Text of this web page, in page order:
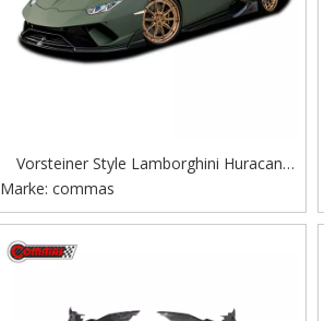
Vorsteiner Style Lamborghini Huracan
Lp610 Carbonfaser-Frontlippe
Marke: commas